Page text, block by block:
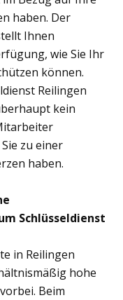
haben. Der
Ihnen
wie Sie Ihr
können.
Reilingen
kein
zu einer
haben.
Schlüsseldienst
in Reilingen
hohe
Beim